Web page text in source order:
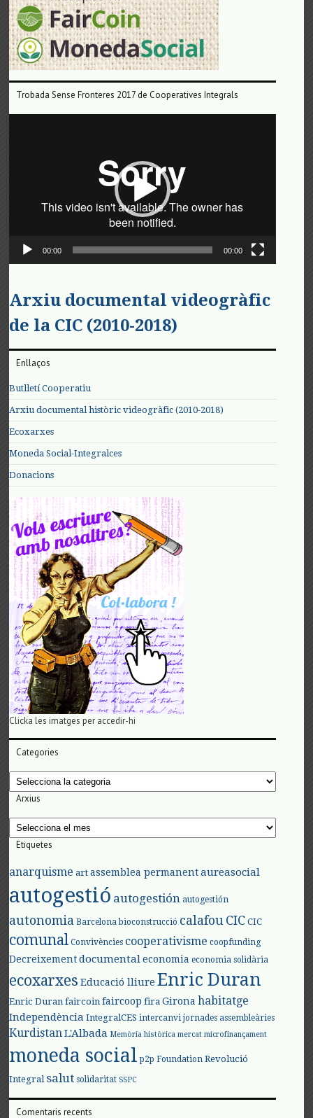
Trobada Sense Fronteres 2017 de Cooperatives Integrals
00:00 00:00
Arxiu documental videogràfic
de la CIC (2010-2018)
Enllaços
Butlletí Cooperatiu
Arxiu documental històric videogràfic (2010-2018)
Ecoxarxes
Moneda Social-Integralces
Donacions
Clicka les imatges per accedir-hi
Categories
Categories
Arxius
Arxius
Etiquetes
anarquisme art assemblea permanent aureasocial
autogestió autogestión autogestión
autonomia Barcelona bioconstrucció calafouCIC CIC
comunal Convivències cooperativisme coopfunding
Decreixement documental economia economia solidària
ecoxarxes Educació lliure Enric Duran
Enric Duran faircoin faircoop fira Girona habitatge
Independència IntegralCES intercanvi jornades assembleàries
KurdistanL'Albada Memòria històrica mercat microfinançament
moneda social p2p Foundation Revolució
Integral salut solidaritat SSPC
Comentaris recents